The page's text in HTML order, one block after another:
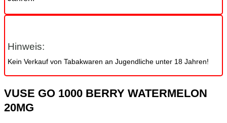
Hinweis:
Kein Verkauf von Tabakwaren an Jugendliche unter 18 Jahren!
VUSE GO 1000 BERRY WATERMELON
20MG